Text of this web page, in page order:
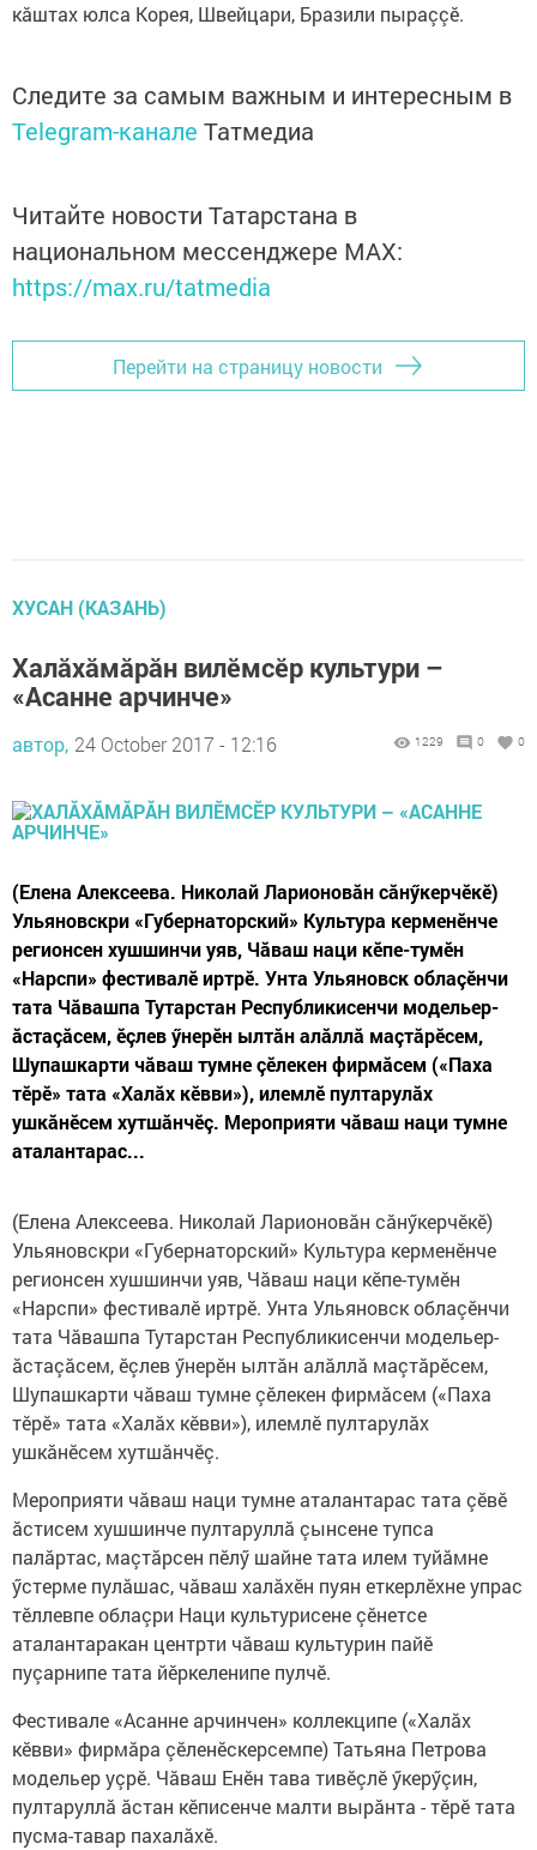
кăштах юлса Корея, Швейцари, Бразили пыраççӗ.
Следите за самым важным и интересным в
Telegram-канале Татмедиа
Читайте новости Татарстана в
национальном мессенджере MАХ:
https://max.ru/tatmedia
Перейти на страницу новости
ХУСАН (КАЗАНЬ)
Халăхăмăрăн вилӗмсӗр культури –
«Асанне арчинче»
автор, 24 October 2017 - 12:16 1229 0 0
(Елена Алексеева. Николай Ларионовăн сăнӳкерчӗкӗ)
Ульяновскри «Губернаторский» Культура керменӗнче
регионсен хушшинчи уяв, Чăваш наци кӗпе-тумӗн
«Нарспи» фестивалӗ иртрӗ. Унта Ульяновск облаçӗнчи
тата Чăвашпа Тутарстан Республикисенчи модельер-
ăстаçăсем, ӗçлев ӳнерӗн ылтăн алăллă маçтăрӗсем,
Шупашкарти чăваш тумне çӗлекен фирмăсем («Паха
тӗрӗ» тата «Халăх кӗвви»), илемлӗ пултарулăх
ушкăнӗсем хутшăнчӗç. Мероприяти чăваш наци тумне
аталантарас...
(Елена Алексеева. Николай Ларионовăн сăнӳкерчӗкӗ)
Ульяновскри «Губернаторский» Культура керменӗнче
регионсен хушшинчи уяв, Чăваш наци кӗпе-тумӗн
«Нарспи» фестивалӗ иртрӗ. Унта Ульяновск облаçӗнчи
тата Чăвашпа Тутарстан Республикисенчи модельер-
ăстаçăсем, ӗçлев ӳнерӗн ылтăн алăллă маçтăрӗсем,
Шупашкарти чăваш тумне çӗлекен фирмăсем («Паха
тӗрӗ» тата «Халăх кӗвви»), илемлӗ пултарулăх
ушкăнӗсем хутшăнчӗç.
Мероприяти чăваш наци тумне аталантарас тата çӗвӗ
ăстисем хушшинче пултаруллă çынсене тупса
палăртас, маçтăрсен пӗлӳ шайне тата илем туйăмне
ӳстерме пулăшас, чăваш халăхӗн пуян еткерлӗхне упрас
тӗллевпе облаçри Наци культурисене çӗнетсе
аталантаракан центрти чăваш культурин пайӗ
пуçарнипе тата йӗркеленипе пулчӗ.
Фестивале «Асанне арчинчен» коллекципе («Халăх
кӗвви» фирмăра çӗленӗскерсемпе) Татьяна Петрова
модельер уçрӗ. Чăваш Енӗн тава тивӗçлӗ ӳкерӳçин,
пултаруллă ăстан кӗписенче малти вырăнта - тӗрӗ тата
пусма-тавар пахалăхӗ.